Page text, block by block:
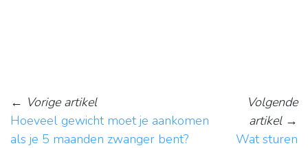
← Vorige artikel
Hoeveel gewicht moet je aankomen
als je 5 maanden zwanger bent?
Volgende
artikel→
Wat sturen